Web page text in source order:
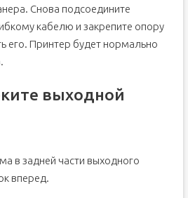
Снова подсоедините
кабелю и закрепите опору
его. Принтер будет нормально
выходной
в задней части выходного
вперед.